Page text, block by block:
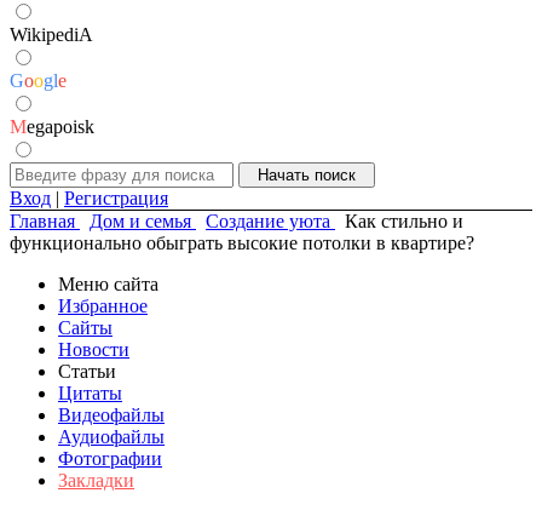
WikipediA
Google
Megapoisk
Вход | Регистрация
Главная
Дом и семья Создание уюта
Как стильно и
функционально обыграть высокие потолки в квартире?
Меню сайта
Избранное
Сайты
Новости
Статьи
Цитаты
Видеофайлы
Аудиофайлы
Фотографии
Закладки